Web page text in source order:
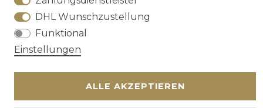
DHL Wunschzustellung
Funktional
Einstellungen
ALLE AKZEPTIEREN